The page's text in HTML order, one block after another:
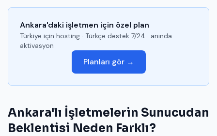
Ankara'daki işletmen için özel plan
Türkiye için hosting · Türkçe destek 7/24 · anında
aktivasyon
Planları gör →
Ankara'lı İşletmelerin Sunucudan
Beklentisi Neden Farklı?